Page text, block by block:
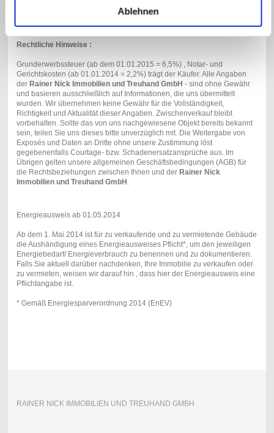
Ablehnen
Rechtliche Hinweise :
Grunderwerbssteuer (ab dem 01.01.2015 = 6,5%) , Notar- und
Gerichtskosten (ab 01.01.2014 = 2,2%) trägt der Käufer. Alle Angaben
der Rainer Nick Immobilien und Treuhand GmbH - sind ohne Gewähr
und basieren ausschließlich auf Informationen, die uns übermittelt
wurden. Wir übernehmen keine Gewähr für die Vollständigkeit,
Richtigkeit und Aktualität dieser Angaben. Zwischenverkauf bleibt
vorbehalten. Sollte das von uns nachgewiesene Objekt bereits bekannt
sein, teilen Sie uns dieses bitte unverzüglich mit. Die Weitergabe von
Exposés und Daten an Dritte ohne unsere Zustimmung löst
gegebenenfalls Courtage- bzw. Schadenersatzansprüche aus. Im
Übrigen gelten unsere allgemeinen Geschäftsbedingungen (AGB) für
die Rechtsbeziehungen zwischen Ihnen und der Rainer Nick
Immobilien und Treuhand GmbH .
Energieausweis ab 01.05.2014
Ab dem 1. Mai 2014 ist für zu verkaufende und zu vermietende Gebäude
die Aushändigung eines Energieausweises Pflicht*, um den jeweiligen
Energiebedarf/ Energieverbrauch zu benennen und zu dokumentieren.
Falls Sie aktuell darüber nachdenken, Ihre Immobilie zu verkaufen oder
zu vermieten, weisen wir darauf hin , dass hier der Energieausweis eine
Pflichtangabe ist.
* Gemäß Energiesparverordnung 2014 (EnEV)
RAINER NICK IMMOBILIEN UND TREUHAND GMBH